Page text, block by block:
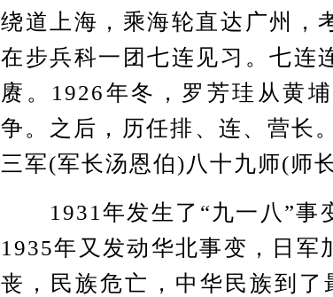
绕道上海，乘海轮直达广州，
在步兵科一团七连见习。七连
赓。1926年冬，罗芳珪从黄
争。之后，历任排、连、营长
三军(军长汤恩伯)八十九师(师
1931年发生了“九一八”事
1935年又发动华北事变，日军
丧，民族危亡，中华民族到